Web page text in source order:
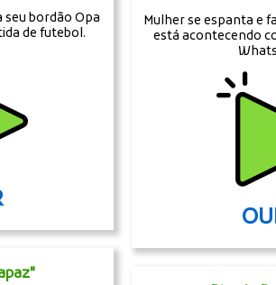
bordão Opa
de futebol.
Mulher se espanta e
está acontecendo